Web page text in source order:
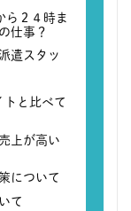
ら２４時ま
仕事？
遣スタッ
トと比べて
上が高い
について
て